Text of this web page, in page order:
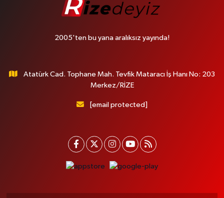
2005'ten bu yana aralıksız yayında!
Atatürk Cad. Tophane Mah. Tevfik Mataracı İş Hanı No: 203
Merkez/RİZE
[email protected]